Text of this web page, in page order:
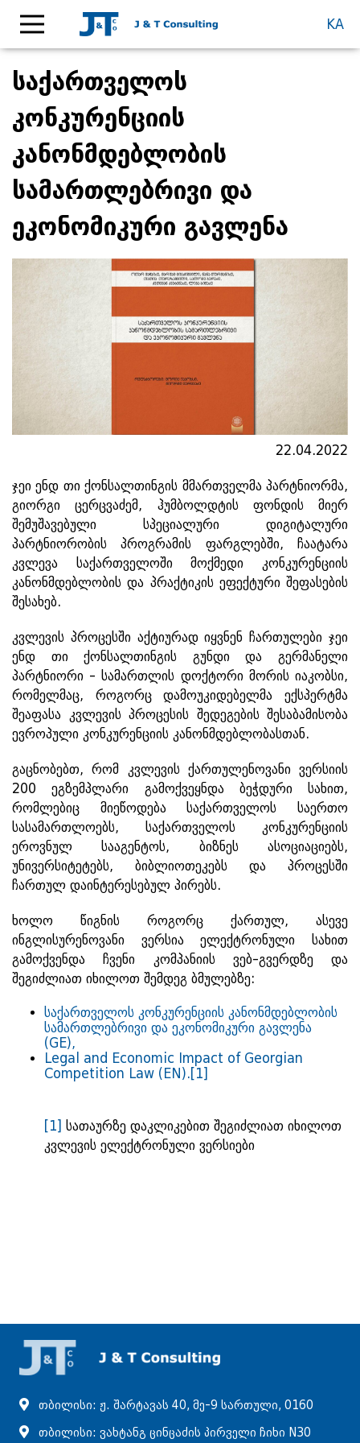
KA
საქართველოს
კონკურენციის
კანონმდებლობის
სამართლებრივი და
ეკონომიკური გავლენა
22.04.2022
ჯეი ენდ თი ქონსალთინგის მმართველმა პარტნიორმა,
გიორგი ცერცვაძემ, ჰუმბოლდტის ფონდის მიერ
შემუშავებული სპეციალური დიგიტალური
პარტნიორობის პროგრამის ფარგლებში, ჩაატარა
კვლევა საქართველოში მოქმედი კონკურენციის
კანონმდებლობის და პრაქტიკის ეფექტური შეფასების
შესახებ.
კვლევის პროცესში აქტიურად იყვნენ ჩართულები ჯეი
ენდ თი ქონსალთინგის გუნდი და გერმანელი
პარტნიორი - სამართლის დოქტორი მორის იაკობსი,
რომელმაც, როგორც დამოუკიდებელმა ექსპერტმა
შეაფასა კვლევის პროცესის შედეგების შესაბამისობა
ევროპული კონკურენციის კანონმდებლობასთან.
გაცნობებთ, რომ კვლევის ქართულენოვანი ვერსიის
200 ეგზემპლარი გამოქვეყნდა ბეჭდური სახით,
რომლებიც მიეწოდება საქართველოს საერთო
სასამართლოებს, საქართველოს კონკურენციის
ეროვნულ სააგენტოს, ბიზნეს ასოციაციებს,
უნივერსიტეტებს, ბიბლიოთეკებს და პროცესში
ჩართულ დაინტერესებულ პირებს.
ხოლო წიგნის როგორც ქართულ, ასევე
ინგლისურენოვანი ვერსია ელექტრონული სახით
გამოქვენდა ჩვენი კომპანიის ვებ-გვერდზე და
შეგიძლიათ იხილოთ შემდეგ ბმულებზე:
საქართველოს კონკურენციის კანონმდებლობის
სამართლებრივი და ეკონომიკური გავლენა
(GE),
Legal and Economic Impact of Georgian
Competition Law (EN). [1]
[1]
სათაურზე დაკლიკებით შეგიძლიათ იხილოთ
კვლევის ელექტრონული ვერსიები
თბილისი: ჟ. შარტავას 40, მე-9 სართული, 0160
თბილისი: ვახტანგ ცინცაძის პირველი ჩიხი N30